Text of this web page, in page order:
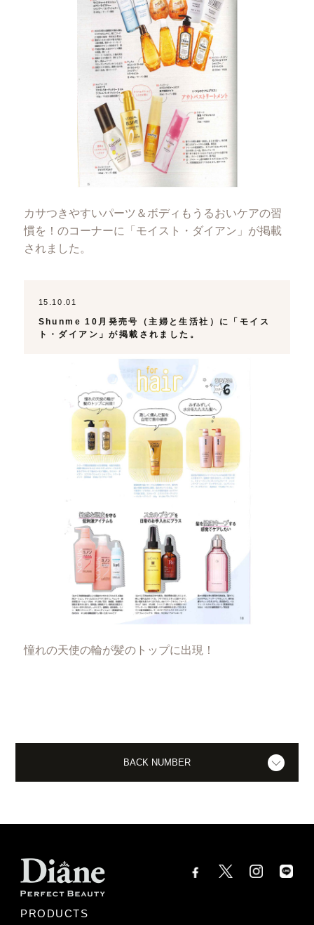
カサつきやすいパーツ＆ボディもうるおいケアの習
慣を！のコーナーに「モイスト・ダイアン」が掲載
されました。
15.10.01
Shunme 10月発売号（主婦と生活社）に「モイス
ト・ダイアン」が掲載されました。
憧れの天使の輪が髪のトップに出現！
BACK NUMBER
PRODUCTS